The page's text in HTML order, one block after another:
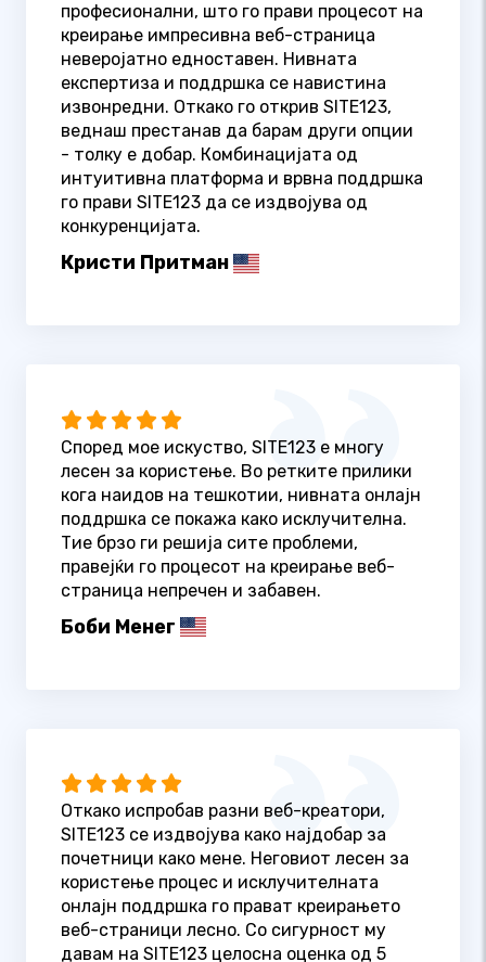
професионални, што го прави процесот на
креирање импресивна веб-страница
неверојатно едноставен. Нивната
експертиза и поддршка се навистина
извонредни. Откако го открив SITE123,
веднаш престанав да барам други опции
- толку е добар. Комбинацијата од
интуитивна платформа и врвна поддршка
го прави SITE123 да се издвојува од
конкуренцијата.
Кристи Притман
Според мое искуство, SITE123 е многу
лесен за користење. Во ретките прилики
кога наидов на тешкотии, нивната онлајн
поддршка се покажа како исклучителна.
Тие брзо ги решија сите проблеми,
правејќи го процесот на креирање веб-
страница непречен и забавен.
Боби Менег
Откако испробав разни веб-креатори,
SITE123 се издвојува како најдобар за
почетници како мене. Неговиот лесен за
користење процес и исклучителната
онлајн поддршка го прават креирањето
веб-страници лесно. Со сигурност му
давам на SITE123 целосна оценка од 5